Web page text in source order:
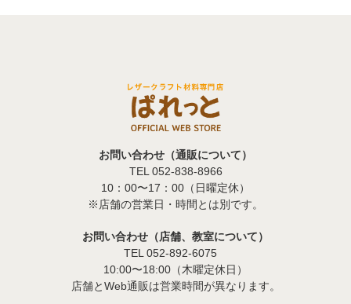
お問い合わせ（通販について）
TEL 052-838-8966
10：00〜17：00（日曜定休）
※店舗の営業日・時間とは別です。
お問い合わせ（店舗、教室について）
TEL 052-892-6075
10:00〜18:00（木曜定休日）
店舗とWeb通販は営業時間が異なります。